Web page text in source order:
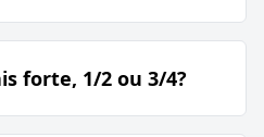
forte, 1/2 ou 3/4?